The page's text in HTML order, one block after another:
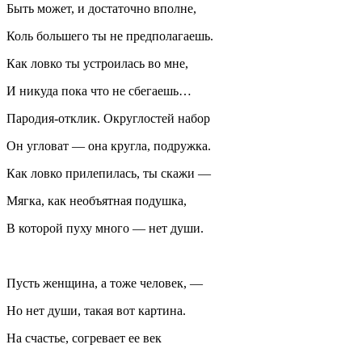
Быть может, и достаточно вполне,
Коль большего ты не предполагаешь.
Как ловко ты устроилась во мне,
И никуда пока что не сбегаешь…
Пародия-отклик. Округлостей набор
Он угловат — она кругла, подружка.
Как ловко прилепилась, ты скажи —
Мягка, как необъятная подушка,
В которой пуху много — нет души.
Пусть женщина, а тоже человек, —
Но нет души, такая вот картина.
На счастье, согревает ее век